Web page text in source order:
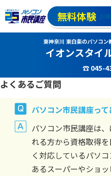
無料体験 お
東神奈川 東白楽のパソコ
イオンスタイ
☎ 045-
よくあるご質問
パソコン市民講座っ
パソコン市民講座は
れる方から資格取得
く対応しているパソ
あるスーパーやショ